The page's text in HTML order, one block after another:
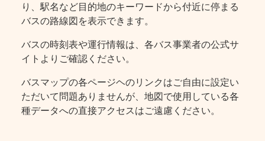
り、駅名など目的地のキーワードから付近に停まる
バスの路線図を表示できます。
バスの時刻表や運行情報は、各バス事業者の公式サ
イトよりご確認ください。
バスマップの各ページヘのリンクはご自由に設定い
ただいて問題ありませんが、地図で使用している各
種データへの直接アクセスはご遠慮ください。